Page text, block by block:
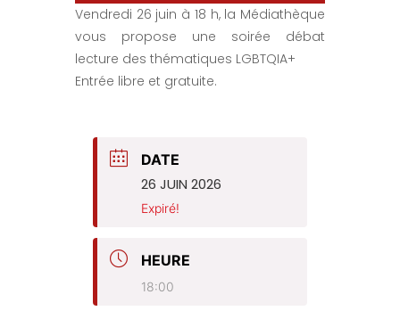
Vendredi 26 juin à 18 h, la Médiathèque
vous propose une soirée débat
lecture des thématiques LGBTQIA+
Entrée libre et gratuite.
DATE
26 JUIN 2026
Expiré!
HEURE
18:00